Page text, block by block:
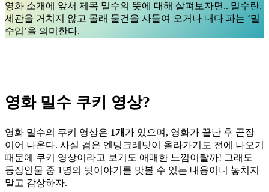
영화 소개에 앞서 제목 밀수의 뜻에 대해 살펴보자면.. 밀수란,
세관을 거치지 않고 몰래 물건을 사들여 오거나 내다 파는 ‘밀
수입’을 의미한다.
영화 밀수 쿠키 영상?
영화 밀수의 쿠키 영상은 1개 가 있으며, 영화가 끝난 후 곧장
이어 나온다. 사실 검은 엔딩크레딧이 올라가기도 전에 나오기
때문에 쿠키 영상이라고 보기도 애매한 느낌이랄까! 그래도
등장인물 중 1명의 뒷이야기를 맛볼 수 있는 내용이니 놓치지
말고 감상하자.